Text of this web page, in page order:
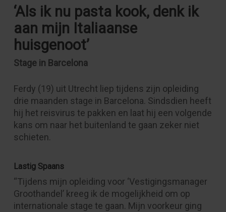
‘Als ik nu pasta kook, denk ik
aan mijn Italiaanse
huisgenoot’
Stage in Barcelona
Ferdy (19) uit Utrecht liep tijdens zijn opleiding
drie maanden stage in Barcelona. Sindsdien heeft
hij het reisvirus te pakken en laat hij een volgende
kans om naar het buitenland te gaan zeker niet
schieten.
Lastig Spaans
“Tijdens mijn opleiding voor ‘Vestigingsmanager
Groothandel’ kreeg ik de mogelijkheid om op
internationale stage te gaan. Mijn voorkeur ging